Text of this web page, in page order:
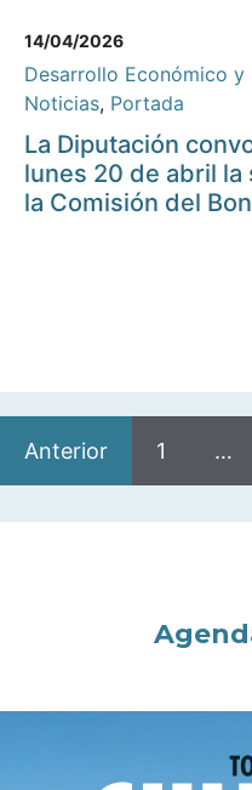
14/04/2026
Desarrollo Económico
Noticias, Portada
La Diputación
lunes 20 de abril
la Comisión del
Anterior 1 …